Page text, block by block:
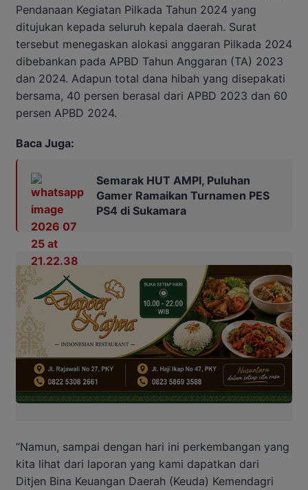
Pendanaan Kegiatan Pilkada Tahun 2024 yang
ditujukan kepada seluruh kepala daerah. Surat
tersebut menegaskan alokasi anggaran Pilkada 2024
dibebankan pada APBD Tahun Anggaran (TA) 2023
dan 2024. Adapun total dana hibah yang disepakati
bersama, 40 persen berasal dari APBD 2023 dan 60
persen APBD 2024.
Baca Juga:
Semarak HUT AMPI, Puluhan
Gamer Ramaikan Turnamen PES
PS4 di Sukamara
“Namun, sampai dengan hari ini perkembangan yang
kita lihat dari laporan yang kami dapatkan dari
Ditjen Bina Keuangan Daerah (Keuda) Kemendagri